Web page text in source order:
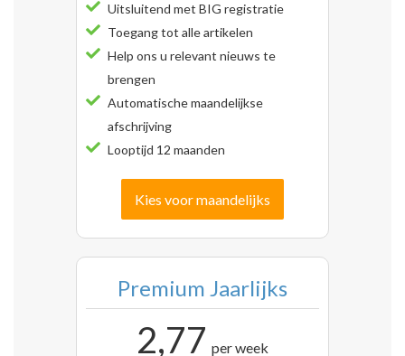
Uitsluitend met BIG registratie
Toegang tot alle artikelen
Help ons u relevant nieuws te
brengen
Automatische maandelijkse
afschrijving
Looptijd 12 maanden
Kies voor maandelijks
Premium Jaarlijks
2,77 per week